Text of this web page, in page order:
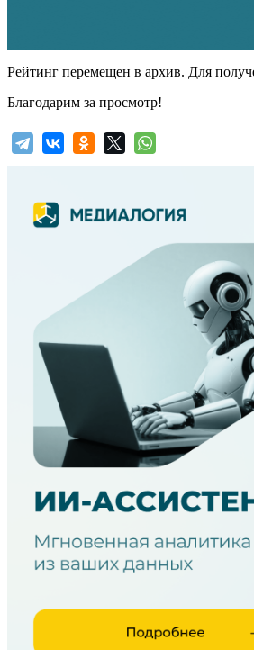
Рейтинг перемещен в архив. Для
Благодарим за просмотр!